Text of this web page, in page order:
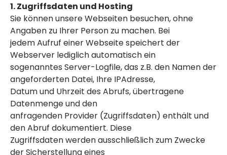
1. Zugriffsdaten und Hosting
Sie können unsere Webseiten besuchen, ohne
Angaben zu Ihrer Person zu machen. Bei
jedem Aufruf einer Webseite speichert der
Webserver lediglich automatisch ein
sogenanntes Server-Logfile, das z.B. den Namen der
angeforderten Datei, Ihre IPAdresse,
Datum und Uhrzeit des Abrufs, übertragene
Datenmenge und den
anfragenden Provider (Zugriffsdaten) enthält und
den Abruf dokumentiert. Diese
Zugriffsdaten werden ausschließlich zum Zwecke
der Sicherstellung eines